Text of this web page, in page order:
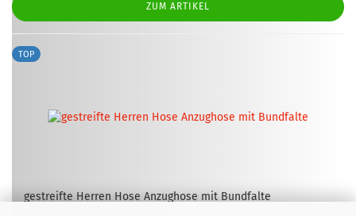
ZUM ARTIKEL
TOP
ge­streif­te Her­ren Hose An­zug­ho­se mit Bund­fal­te